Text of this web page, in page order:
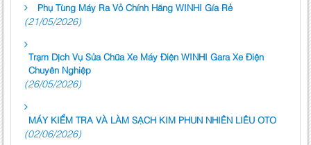
Phụ Tùng Máy Ra Vỏ Chính Hãng WINHI Gía Rẻ
(21/05/2026)
Trạm Dịch Vụ Sửa Chữa Xe Máy Điện WINHI Gara Xe Điện
Chuyên Nghiệp
(26/05/2026)
MÁY KIỂM TRA VÀ LÀM SẠCH KIM PHUN NHIÊN LIÊU OTO
(02/06/2026)